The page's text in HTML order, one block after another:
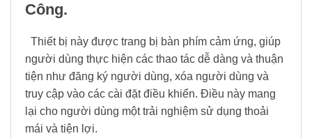
Công.
Thiết bị này được trang bị bàn phím cảm ứng, giúp
người dùng thực hiện các thao tác dễ dàng và thuận
tiện như đăng ký người dùng, xóa người dùng và
truy cập vào các cài đặt điều khiển. Điều này mang
lại cho người dùng một trải nghiệm sử dụng thoải
mái và tiện lợi.